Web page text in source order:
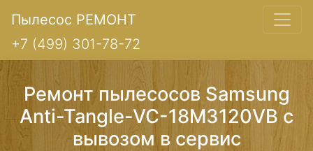
Пылесос РЕМОНТ
+7 (499) 301-78-72
Ремонт пылесосов Samsung
Anti-Tangle-VC-18M3120VB с
вывозом в сервис